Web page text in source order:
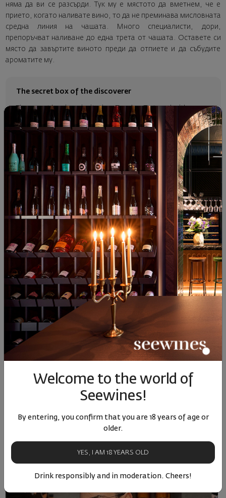
няма да ви се разсърди. Тук му е мястото да вметнем, че е
прието, когато наливате вино, то да не преминава мисловната
средна линия на чашата. Много специалисти, дори,
препоръчват наливане до една трета от чашата. Оставете си
място да завъртите виното преди да отпиете и да събудите
ароматите му.
The secret box of the discoverer
The secret box is an invitation. To relax. To travel with your
senses. To allow yourself a little French escape.
MORESELECTION OF MONTH
Selection of month
Статията на сомелиера: За жените и виното
Welcome to the world of
Seewines!
By entering, you confirm that you are 18 years of age or
older.
YES, I AM 18 YEARS OLD
Drink responsibly and in moderation. Cheers!